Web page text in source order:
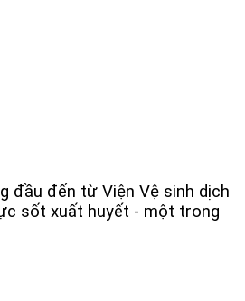
đầu đến từ Viện Vệ sinh dịch
sốt xuất huyết - một trong